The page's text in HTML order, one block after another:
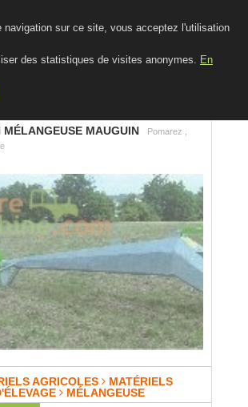
navigation sur ce site, vous acceptez l'utilisation
des statistiques de visites anonymes. En
MÉLANGEUSE MAUGUIN
Pomarez ,
AGRICOLES MATÉRIELS
MÉLANGEUSE